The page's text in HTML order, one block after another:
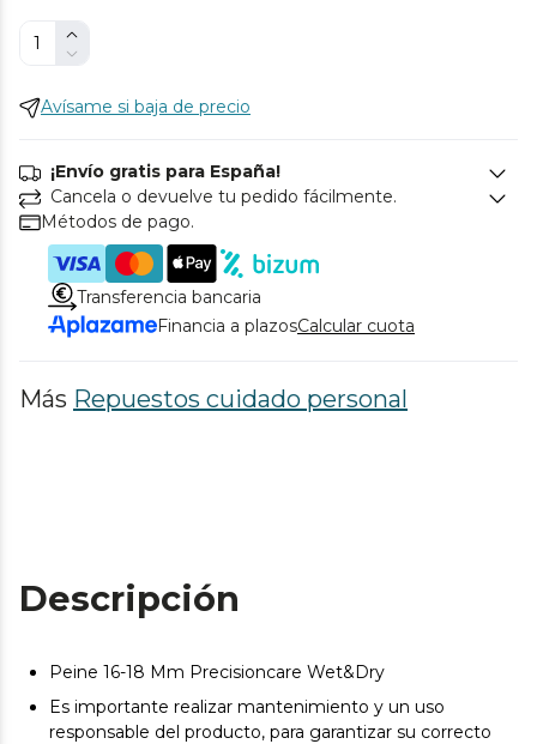
Avísame si baja de precio
¡Envío gratis para España!
Cancela o devuelve tu pedido fácilmente.
Métodos de pago.
Transferencia bancaria
Financia a plazosCalcular cuota
Más Repuestos cuidado personal
Descripción
Peine 16-18 Mm Precisioncare Wet&Dry
Es importante realizar mantenimiento y un uso
responsable del producto, para garantizar su correcto